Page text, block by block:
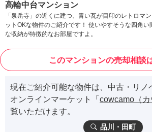
高輪中台マンション
「泉岳寺」の近くに建つ、青い瓦が目印のレトロマ
ットOKな物件のご紹介です！ 使いやすそうな四角
な収納が特徴的なお部屋ですよ。
このマンションの売却相談
現在ご紹介可能な物件は、中古・リノ
オンラインマーケット「 cowcamo（カ
覧いただけます。
品川・田町